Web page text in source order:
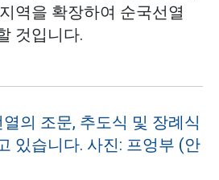
역을 확장하여 순국선열
것입니다.